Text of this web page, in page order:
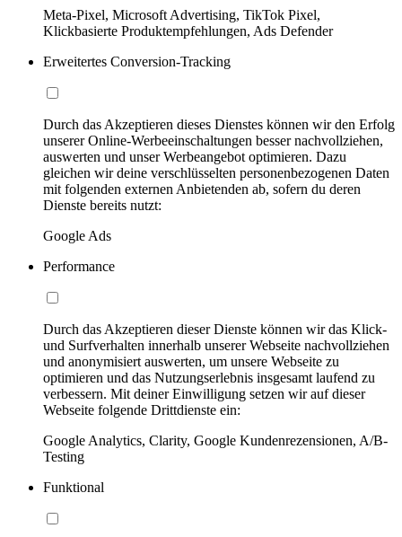
Meta-Pixel, Microsoft Advertising, TikTok Pixel,
Klickbasierte Produktempfehlungen, Ads Defender
Erweitertes Conversion-Tracking
Durch das Akzeptieren dieses Dienstes können wir den Erfolg
unserer Online-Werbeeinschaltungen besser nachvollziehen,
auswerten und unser Werbeangebot optimieren. Dazu
gleichen wir deine verschlüsselten personenbezogenen Daten
mit folgenden externen Anbietenden ab, sofern du deren
Dienste bereits nutzt:
Google Ads
Performance
Durch das Akzeptieren dieser Dienste können wir das Klick-
und Surfverhalten innerhalb unserer Webseite nachvollziehen
und anonymisiert auswerten, um unsere Webseite zu
optimieren und das Nutzungserlebnis insgesamt laufend zu
verbessern. Mit deiner Einwilligung setzen wir auf dieser
Webseite folgende Drittdienste ein:
Google Analytics, Clarity, Google Kundenrezensionen, A/B-
Testing
Funktional